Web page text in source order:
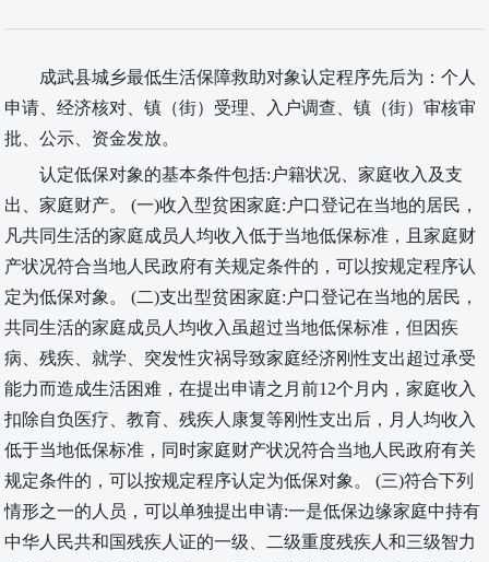
成武县城乡最低生活保障救助对象认定程序先后为：个人
申请、经济核对、镇（街）受理、入户调查、镇（街）审核审
批、公示、资金发放。
认定低保对象的基本条件包括:户籍状况、家庭收入及支
出、家庭财产。 (一)收入型贫困家庭:户口登记在当地的居民，
凡共同生活的家庭成员人均收入低于当地低保标准，且家庭财
产状况符合当地人民政府有关规定条件的，可以按规定程序认
定为低保对象。 (二)支出型贫困家庭:户口登记在当地的居民，
共同生活的家庭成员人均收入虽超过当地低保标准，但因疾
病、残疾、就学、突发性灾祸导致家庭经济刚性支出超过承受
能力而造成生活困难，在提出申请之月前12个月内，家庭收入
扣除自负医疗、教育、残疾人康复等刚性支出后，月人均收入
低于当地低保标准，同时家庭财产状况符合当地人民政府有关
规定条件的，可以按规定程序认定为低保对象。 (三)符合下列
情形之一的人员，可以单独提出申请:一是低保边缘家庭中持有
中华人民共和国残疾人证的一级、二级重度残疾人和三级智力